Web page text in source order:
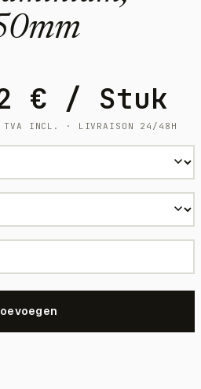
€ / Stuk
TVA INCL. · LIVRAISON 24/48H